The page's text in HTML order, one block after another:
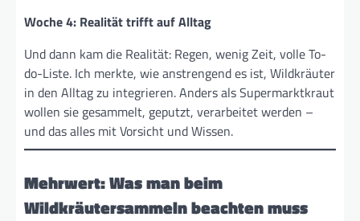
Woche 4: Realität trifft auf Alltag
Und dann kam die Realität: Regen, wenig Zeit, volle To-
do-Liste. Ich merkte, wie anstrengend es ist, Wildkräuter
in den Alltag zu integrieren. Anders als Supermarktkraut
wollen sie gesammelt, geputzt, verarbeitet werden –
und das alles mit Vorsicht und Wissen.
Mehrwert: Was man beim
Wildkräutersammeln beachten muss